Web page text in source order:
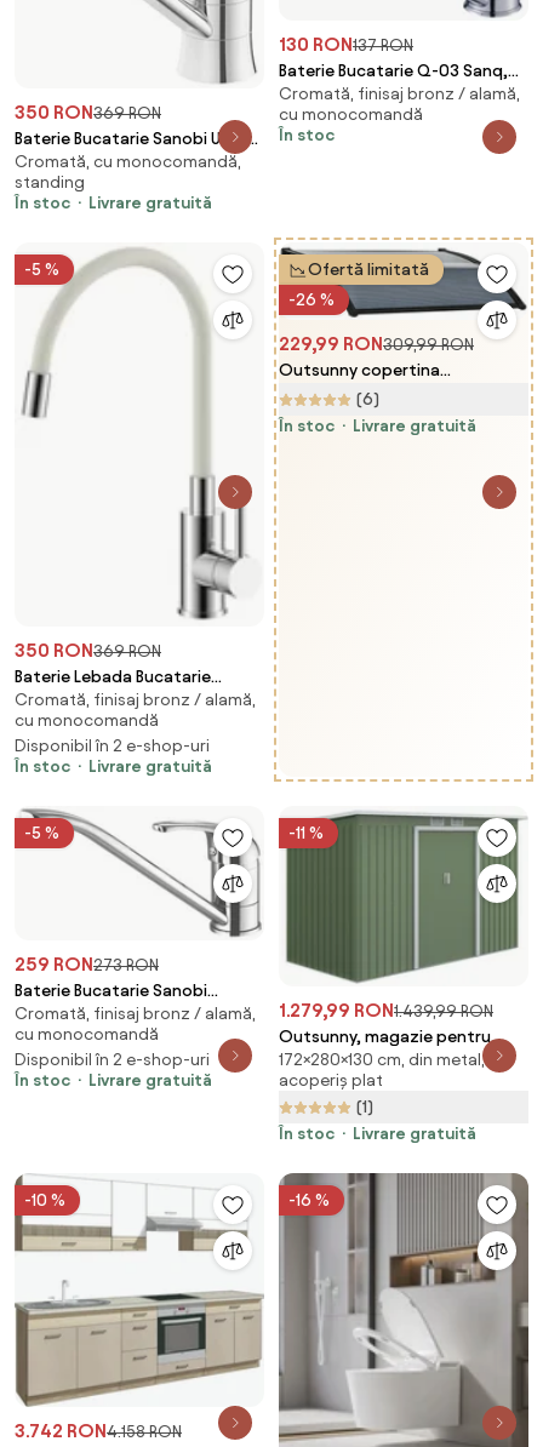
350 RON369 RON
Baterie Bucatarie Sanobi Urban,
pipa medie, Argintiu, cartus
ceramic D 40 mm
Cromată, cu monocomandă,
standing
În stoc
Livrare gratuită
130 RON137 RON
Baterie Bucatarie Q-03 Sanq,
pipa lunga, Argintiu, cartus cu
discuri ceramice D 40 mm
Cromată, finisaj bronz / alamă,
cu monocomandă
În stoc
-5 %
350 RON369 RON
Baterie Lebada Bucatarie
Sanobi Nobila, pipa inalta, Bej,
cartus ceramic D 40 mm
Cromată, finisaj bronz / alamă,
cu monocomandă
Disponibil în 2 e-shop-uri
În stoc
Livrare gratuită
Ofertă limitată
-26 %
229,99 RON309,99 RON
Outsunny copertina
policarbonat anti-UV, 100x80
cm, negru | Aosom Romania
(6)
În stoc
Livrare gratuită
-5 %
259 RON273 RON
Baterie Bucatarie Sanobi
Boema, pipa lunga, Argintiu,
cartus ceramic D 40 mm
Cromată, finisaj bronz / alamă,
cu monocomandă
Disponibil în 2 e-shop-uri
În stoc
Livrare gratuită
-11 %
1.279,99 RON1.439,99 RON
Outsunny, magazie pentru
scule, casuta de gradina,
sopron pentru unelte
280x130x172cm, Verde deschis |
Aosom Romania
172×280×130 cm, din metal, cu
acoperiș plat
(1)
În stoc
Livrare gratuită
-10 %
3.742 RON4.158 RON
-16 %